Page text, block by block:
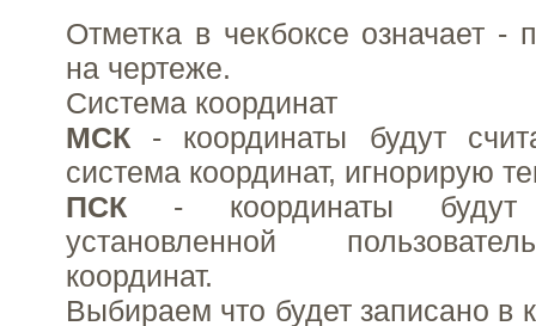
Отметка в чекбоксе означает -
на чертеже.
Система координат
МСК - координаты будут
система координат, игнорирую
ПСК - координаты
установленной
координат.
Выбираем что будет записано в